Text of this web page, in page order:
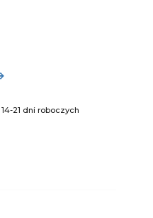
21 dni roboczych